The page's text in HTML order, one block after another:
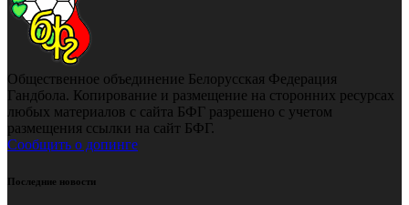
Общественное объединение Белорусская Федерация
Гандбола. Копирование и размещение на сторонних ресурсах
любых материалов с сайта БФГ разрешено с учетом
размещения ссылки на сайт БФГ.
Сообщить о допинге
Последние новости